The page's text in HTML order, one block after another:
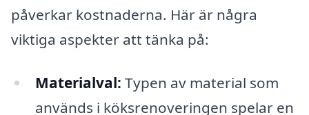
påverkar kostnaderna. Här är några
viktiga aspekter att tänka på:
Materialval: Typen av material som
används i köksrenoveringen spelar en